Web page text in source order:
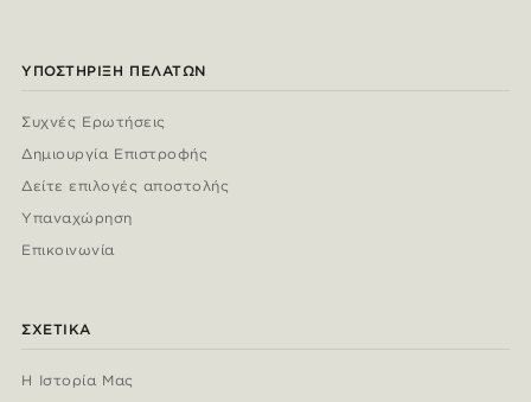
ΥΠΟΣΤΉΡΙΞΗ ΠΕΛΑΤΏΝ
Συχνές Ερωτήσεις
Δημιουργία Επιστροφής
Δείτε επιλογές αποστολής
Υπαναχώρηση
Επικοινωνία
ΣΧΕΤΙΚΆ
Η Ιστορία Μας